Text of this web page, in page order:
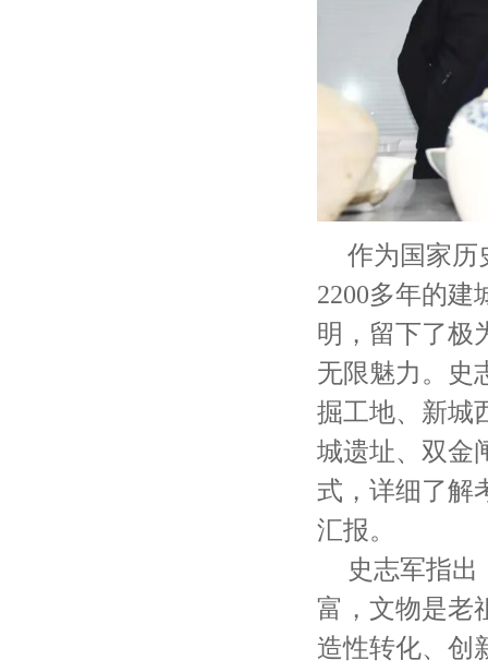
作为国家历
2200多年的建
明，留下了极
无限魅力。史
掘工地、新城
城遗址、双金
式，详细了解
汇报。
史志军指
富，文物是老
造性转化、创